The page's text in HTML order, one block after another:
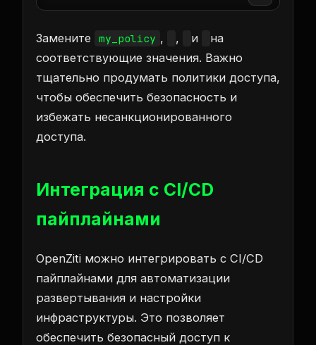
Замените my_policy , , и
на
соответствующие значения. Важно
тщательно продумать политики доступа,
чтобы обеспечить безопасность и
избежать несанкционированного
доступа.
Интеграция с CI/CD
пайплайнами
OpenZiti можно интегрировать с CI/CD
пайплайнами для автоматизации
развертывания и настройки
инфраструктуры. Это позволяет
обеспечить безопасный доступ к